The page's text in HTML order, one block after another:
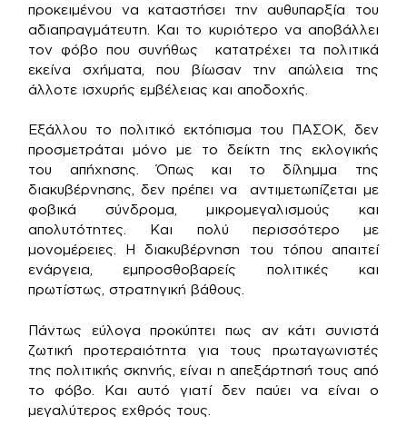
προκειμένου να καταστήσει την αυθυπαρξία του
αδιαπραγμάτευτη. Και το κυριότερο να αποβάλλει
τον φόβο που συνήθως κατατρέχει τα πολιτικά
εκείνα σχήματα, που βίωσαν την απώλεια της
άλλοτε ισχυρής εμβέλειας και αποδοχής.
Εξάλλου το πολιτικό εκτόπισμα του ΠΑΣΟΚ, δεν
προσμετράται μόνο με το δείκτη της εκλογικής
του απήχησης. Όπως και το δίλημμα της
διακυβέρνησης, δεν πρέπει να αντιμετωπίζεται με
φοβικά σύνδρομα, μικρομεγαλισμούς και
απολυτότητες. Και πολύ περισσότερο με
μονομέρειες. Η διακυβέρνηση του τόπου απαιτεί
ενάργεια, εμπροσθοβαρείς πολιτικές και
πρωτίστως, στρατηγική βάθους.
Πάντως εύλογα προκύπτει πως αν κάτι συνιστά
ζωτική προτεραιότητα για τους πρωταγωνιστές
της πολιτικής σκηνής, είναι η απεξάρτησή τους από
το φόβο. Και αυτό γιατί δεν παύει να είναι ο
μεγαλύτερος εχθρός τους.